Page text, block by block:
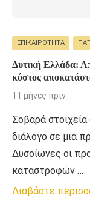
ΕΠΙΚΑΙΡΌΤΗΤΑ
Δυτική Ελλάδα:
κόστος
11 μήνες πριν
Σοβαρά
διάλογο σε μια
Δυσοίωνες οι
καταστροφών …
Διαβάστε